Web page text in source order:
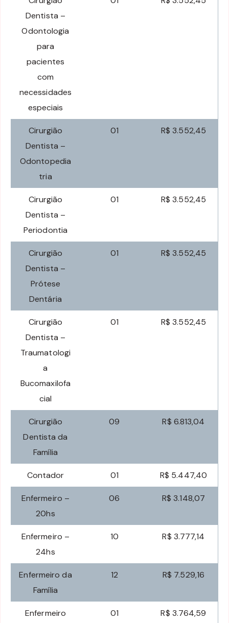
Dentista –
Odontologia
para
pacientes
com
necessidades
especiais
Cirurgião
Dentista –
Odontopedia
tria
01 R$ 3.552,45
Cirurgião
Dentista –
Periodontia
01 R$ 3.552,45
Cirurgião
Dentista –
Prótese
Dentária
01 R$ 3.552,45
Cirurgião
Dentista –
Traumatologi
a
Bucomaxilofa
cial
01 R$ 3.552,45
Cirurgião
Dentista da
Família
09 R$ 6.813,04
Contador 01 R$ 5.447,40
Enfermeiro –
20hs
06 R$ 3.148,07
Enfermeiro –
24hs
10 R$ 3.777,14
Enfermeiro da
Família
12 R$ 7.529,16
Enfermeiro 01 R$ 3.764,59